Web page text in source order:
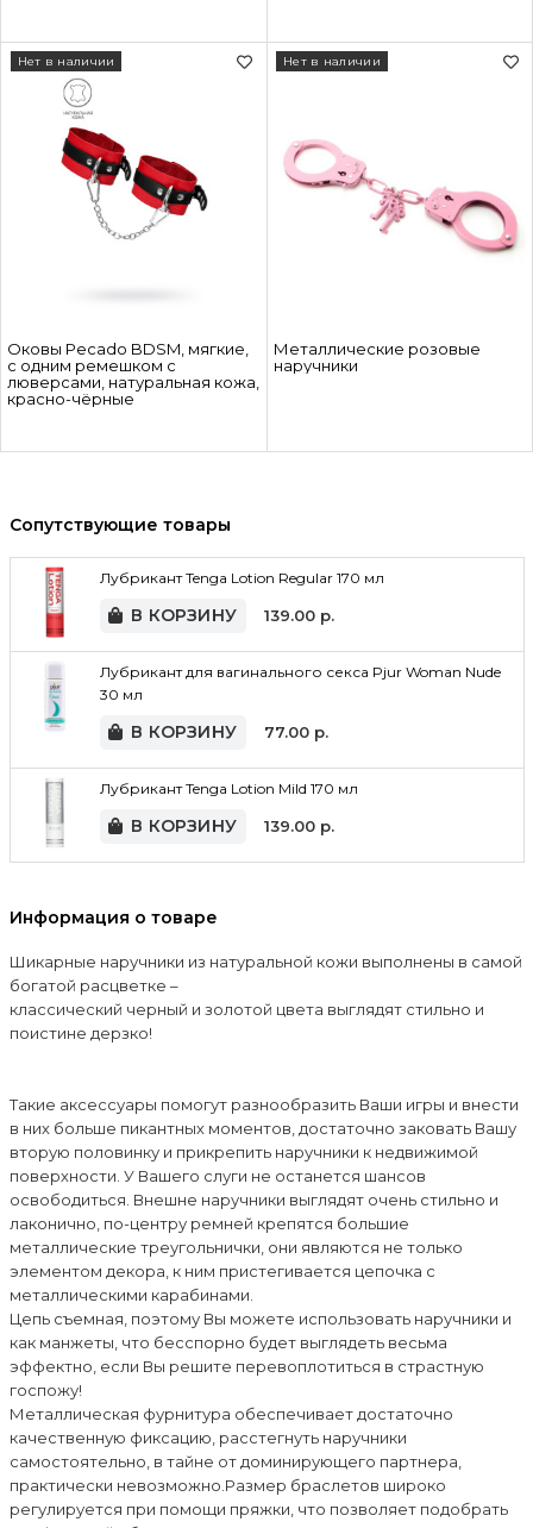
Оковы Pecado BDSM, мягкие,
с одним ремешком с
люверсами, натуральная кожа,
красно-чёрные
Нет в наличии
Металлические розовые
наручники
Нет в наличии
Сопутствующие товары
Лубрикант Tenga Lotion Regular 170 мл
В КОРЗИНУ 139.00р.
Лубрикант для вагинального секса Pjur Woman Nude
30 мл
В КОРЗИНУ 77.00р.
Лубрикант Tenga Lotion Mild 170 мл
В КОРЗИНУ 139.00р.
Информация о товаре
Шикарные наручники из натуральной кожи выполнены в самой
богатой расцветке –
классический черный и золотой цвета выглядят стильно и
поистине дерзко!
Такие аксессуары помогут разнообразить Ваши игры и внести
в них больше пикантных моментов, достаточно заковать Вашу
вторую половинку и прикрепить наручники к недвижимой
поверхности. У Вашего слуги не останется шансов
освободиться. Внешне наручники выглядят очень стильно и
лаконично, по-центру ремней крепятся большие
металлические треугольнички, они являются не только
элементом декора, к ним пристегивается цепочка с
металлическими карабинами.
Цепь съемная, поэтому Вы можете использовать наручники и
как манжеты, что бесспорно будет выглядеть весьма
эффектно, если Вы решите перевоплотиться в страстную
госпожу!
Металлическая фурнитура обеспечивает достаточно
качественную фиксацию, расстегнуть наручники
самостоятельно, в тайне от доминирующего партнера,
практически невозможно.Размер браслетов широко
регулируется при помощи пряжки, что позволяет подобрать